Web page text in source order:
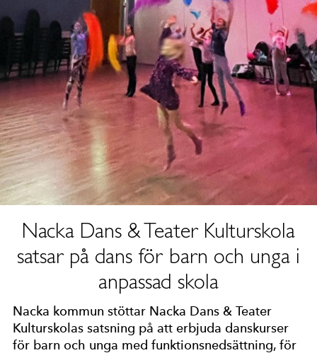
Nacka Dans & Teater Kulturskola
satsar på dans för barn och unga i
anpassad skola
Nacka kommun stöttar Nacka Dans & Teater
Kulturskolas satsning på att erbjuda danskurser
för barn och unga med funktionsnedsättning, för